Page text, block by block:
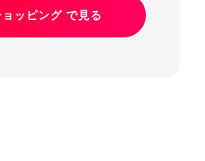
ッピング で見る